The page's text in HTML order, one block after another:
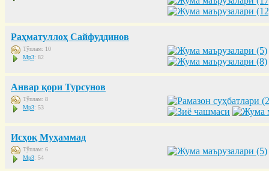
Раҳматуллоҳ Сайфуддинов
Тўплам: 10
Mp3: 82
Анвар қори Турсунов
Тўплам: 8
Mp3: 53
Исҳоқ Муҳаммад
Тўплам: 6
Mp3: 54